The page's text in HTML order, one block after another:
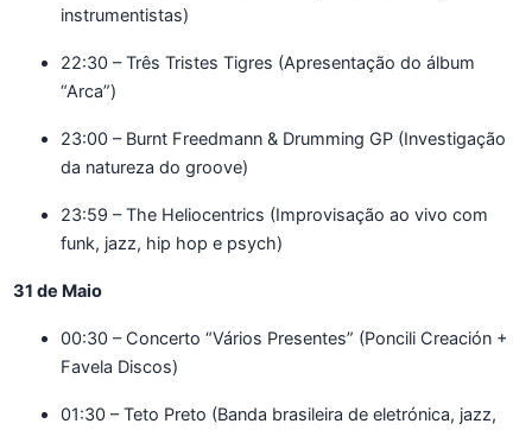
instrumentistas)
22:30 – Três Tristes Tigres (Apresentação do álbum
“Arca”)
23:00 – Burnt Freedmann & Drumming GP (Investigação
da natureza do groove)
23:59 – The Heliocentrics (Improvisação ao vivo com
funk, jazz, hip hop e psych)
31 de Maio
00:30 – Concerto “Vários Presentes” (Poncili Creación +
Favela Discos)
01:30 – Teto Preto (Banda brasileira de eletrónica, jazz,